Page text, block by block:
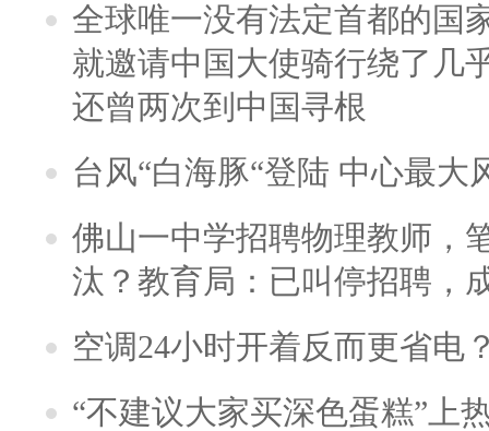
全球唯一没有法定首都的国
就邀请中国大使骑行绕了几
还曾两次到中国寻根
台风“白海豚“登陆 中心最大
佛山一中学招聘物理教师，
汰？教育局：已叫停招聘，
空调24小时开着反而更省电
“不建议大家买深色蛋糕”上